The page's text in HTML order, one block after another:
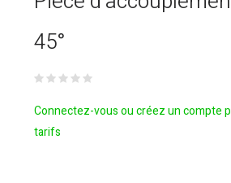
45°
Connectez-vous ou créez un compte
tarifs